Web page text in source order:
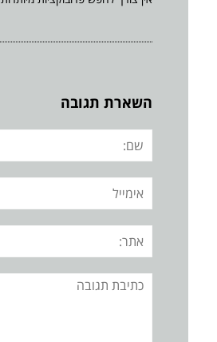
השארת תגובה
שם:
אימייל
אתר:
תגובה